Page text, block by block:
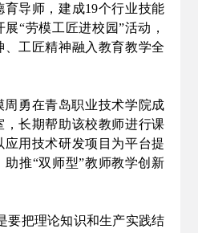
导师，建成19个行业技能
“劳模工匠进校园”活动，
工匠精神融入教育教学全
勇在青岛职业技术学院成
，长期帮助该校教师进行课
用技术研发项目为平台提
推“双师型”教师教学创新
把理论知识和生产实践结